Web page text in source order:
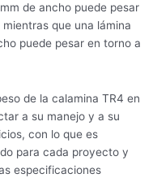
de ancho puede pesar
que una lámina
puede pesar en torno a
de la calamina TR4 en
a su manejo y a su
con lo que es
para cada proyecto y
especificaciones